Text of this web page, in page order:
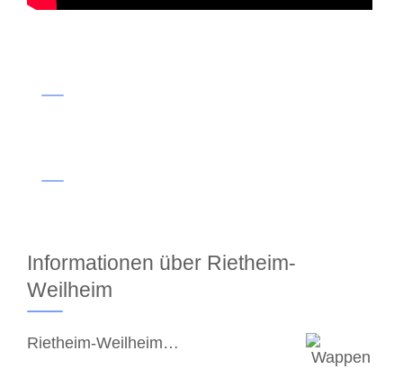
Informationen über Rietheim-
Weilheim
Rietheim-Weilheim…